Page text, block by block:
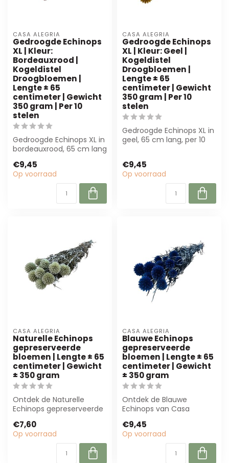
CASA ALEGRIA
Gedroogde Echinops
XL | Kleur:
Bordeauxrood |
Kogeldistel
Droogbloemen |
Lengte ± 65
centimeter | Gewicht
350 gram | Per 10
stelen
Gedroogde Echinops XL in
bordeauxrood, 65 cm lang
Perfec...
€9,45
Op voorraad
CASA ALEGRIA
Gedroogde Echinops
XL | Kleur: Geel |
Kogeldistel
Droogbloemen |
Lengte ± 65
centimeter | Gewicht
350 gram | Per 10
stelen
Gedroogde Echinops XL in
geel, 65 cm lang, per 10
€9,45
Op voorraad
CASA ALEGRIA
Naturelle Echinops
gepreserveerde
bloemen | Lengte ± 65
centimeter | Gewicht
± 350 gram
Ontdek de Naturelle
Echinops gepreserveerde
Alegria. Perfect vo...
€7,60
Op voorraad
CASA ALEGRIA
Blauwe Echinops
gepreserveerde
bloemen | Lengte ± 65
centimeter | Gewicht
± 350 gram
Ontdek de Blauwe
Echinops van Casa
gepreserveerde bloemen
zijn per...
€9,45
Op voorraad